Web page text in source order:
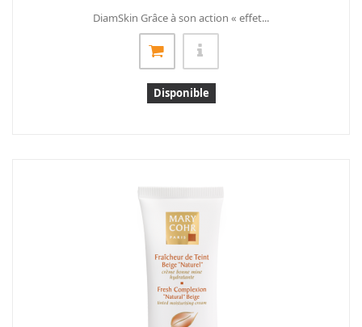
DiamSkin Grâce à son action « effet...
Disponible